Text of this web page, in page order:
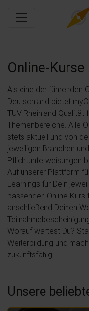
Online-Kurse
Als eine der führenden
Deutschland bietet
TÜV Rheinland Qualität
Themenbereiche. Alle
stets aktuell und von
jeweiligen Branchen
Pflichtunterweisungen
Auf unserer Plattform
Learnings für Dein
passenden Online-
anschließend Deinen
Worauf wartest Du?
Weiterbildung und
zukunftsfähig!
Unsere